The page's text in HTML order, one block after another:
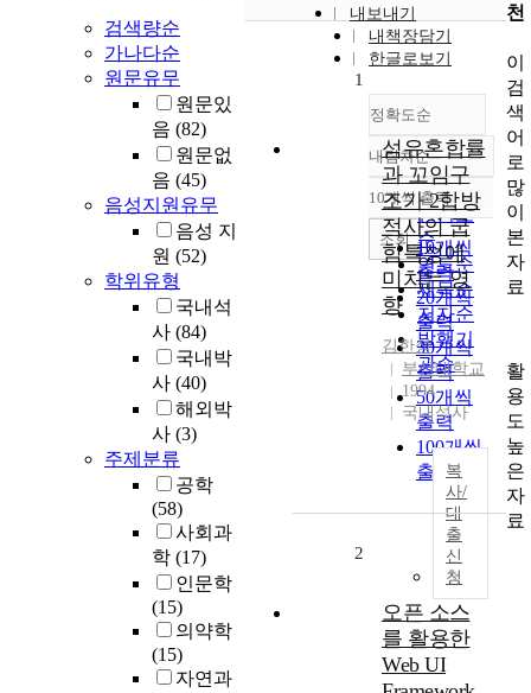
검색량순
가나다순
원문유무
원문있
음 (82)
원문없
음 (45)
음성지원유무
음성 지
원 (52)
학위유형
국내석
사 (84)
국내박
사 (40)
해외박
사 (3)
주제분류
공학
(58)
사회과
학 (17)
인문학
(15)
의약학
(15)
자연과
내보내기
내책장담기
한글로보기
정확도순
정확도
순
인기도
순
연도순
제목순
저자순
발행기
관순
내림차순
내림차순
10개씩 출력
10개씩
출력
20개씩
출력
30개씩
출력
50개씩
출력
100개씩
출력
조회
1
섬유혼합률
과 꼬임구
조가 2합방
적사의 굽
힘특성에
미치는 영
향
김한성
부산대학교
1994
국내석사
복
사/
대
출
신
청
2
오픈 소스
를 활용한
Web UI
천
이
검
색
어
로
많
이
본
자
료
활
용
도
높
은
자
료